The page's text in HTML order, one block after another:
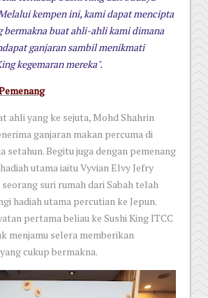
kempen ini, kami dapat mencipta
bermakna buat ahli-ahli kami dimana
ganjaran sambil menikmati
kegemaran mereka".
ahli yang ke sejuta, Mohd Shahrin
ganjaran makan percuma di
setahun. Begitu juga dengan pemenang
utama iaitu Vyvian Elvy Jefry
suri rumah dari Sabah telah
hadiah utama percutian ke Jepun.
pertama beliau ke Sushi King ITCC
menjamu selera memberikan
cukup bermakna.